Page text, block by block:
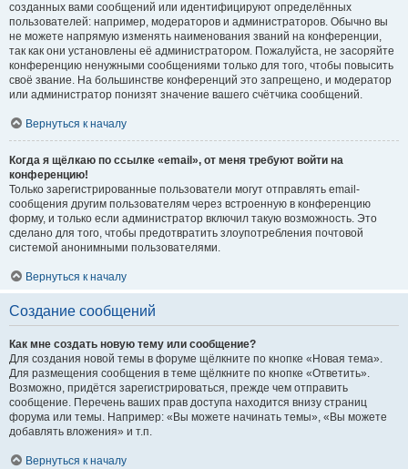
созданных вами сообщений или идентифицируют определённых
пользователей: например, модераторов и администраторов. Обычно вы
не можете напрямую изменять наименования званий на конференции,
так как они установлены её администратором. Пожалуйста, не засоряйте
конференцию ненужными сообщениями только для того, чтобы повысить
своё звание. На большинстве конференций это запрещено, и модератор
или администратор понизят значение вашего счётчика сообщений.
Вернуться к началу
Когда я щёлкаю по ссылке «email», от меня требуют войти на
конференцию!
Только зарегистрированные пользователи могут отправлять email-
сообщения другим пользователям через встроенную в конференцию
форму, и только если администратор включил такую возможность. Это
сделано для того, чтобы предотвратить злоупотребления почтовой
системой анонимными пользователями.
Вернуться к началу
Создание сообщений
Как мне создать новую тему или сообщение?
Для создания новой темы в форуме щёлкните по кнопке «Новая тема».
Для размещения сообщения в теме щёлкните по кнопке «Ответить».
Возможно, придётся зарегистрироваться, прежде чем отправить
сообщение. Перечень ваших прав доступа находится внизу страниц
форума или темы. Например: «Вы можете начинать темы», «Вы можете
добавлять вложения» и т.п.
Вернуться к началу